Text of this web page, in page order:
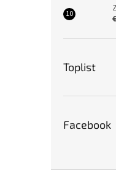
Toplist
Facebook